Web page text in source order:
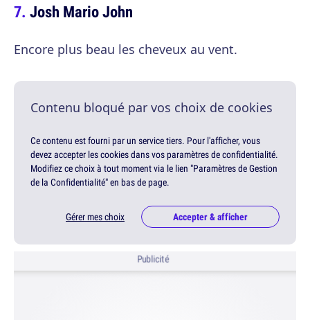
Josh Mario John
Encore plus beau les cheveux au vent.
Contenu bloqué par vos choix de cookies
Ce contenu est fourni par un service tiers. Pour l'afficher, vous
devez accepter les cookies dans vos paramètres de confidentialité.
Modifiez ce choix à tout moment via le lien "Paramètres de Gestion
de la Confidentialité" en bas de page.
Gérer mes choix Accepter & afficher
Publicité